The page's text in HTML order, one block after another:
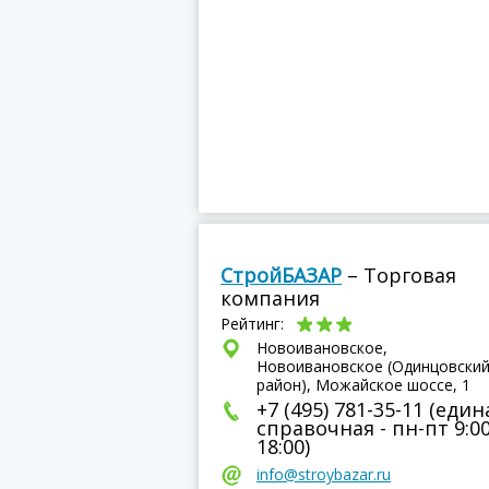
СтройБАЗАР – Торговая
компания
Рейтинг:
Новоивановское,
Новоивановское (Одинцовский
район), Можайское шоссе, 1
+7 (495) 781-35-11
справочная - пн-пт
18:00)
info@stroybazar.ru